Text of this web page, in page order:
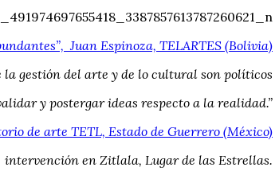
Juan Espinoza, TELARTES (Bolivia)
la gestión del arte y de lo cultural son políticos
y postergar ideas respecto a la realidad.”
de arte TETL, Estado de Guerrero (México)
intervención en Zitlala, Lugar de las Estrellas.